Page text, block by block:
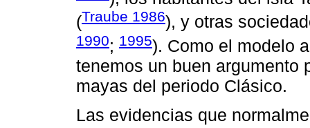
(Traube 1986), y otras
1990; 1995). Como el modelo
tenemos un buen argumento
mayas del periodo Clásico.
Las evidencias que